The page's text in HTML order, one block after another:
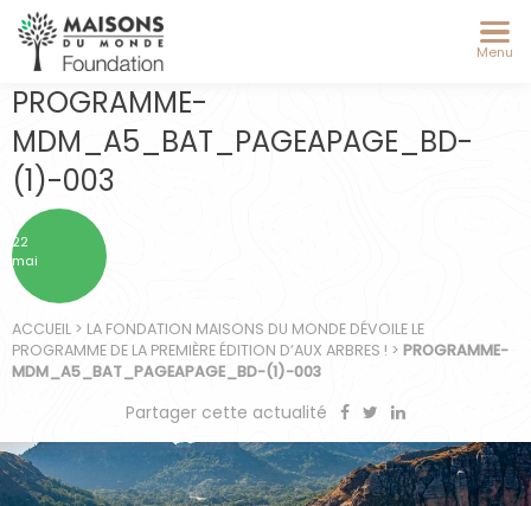
Menu
PROGRAMME-
MDM_A5_BAT_PAGEAPAGE_BD-
(1)-003
22
mai
ACCUEIL > LA FONDATION MAISONS DU MONDE DÉVOILE LE
PROGRAMME DE LA PREMIÈRE ÉDITION D’AUX ARBRES ! > PROGRAMME-
MDM_A5_BAT_PAGEAPAGE_BD-(1)-003
Partager cette actualité